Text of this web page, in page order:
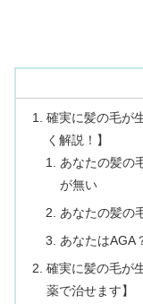
確実に髪の毛が
く解説！】
あなたの髪の
が無い
あなたの髪の
あなたはAGA
確実に髪の毛が
薬で治せます】